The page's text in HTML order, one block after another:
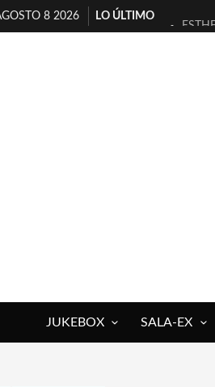
8 2026
LO ÚLTIMO
30
JUKEBOX SALA-EX